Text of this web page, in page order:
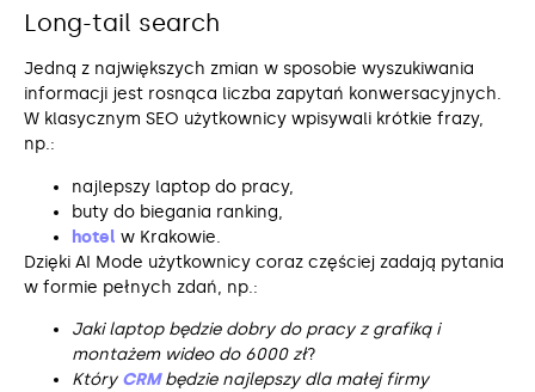
Long-tail search
Jedną z największych zmian w sposobie wyszukiwania
informacji jest rosnąca liczba zapytań konwersacyjnych.
W klasycznym SEO użytkownicy wpisywali krótkie frazy,
np.:
najlepszy laptop do pracy,
buty do biegania ranking,
hotel w Krakowie.
Dzięki AI Mode użytkownicy coraz częściej zadają pytania
w formie pełnych zdań, np.:
Jaki laptop będzie dobry do pracy z grafiką i
montażem wideo do 6000 zł?
Który CRMbędzie najlepszy dla małej firmy